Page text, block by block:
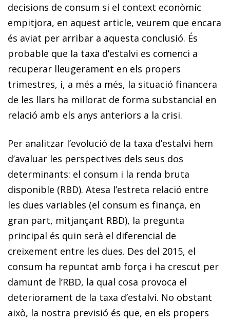
decisions de consum si el context econòmic
empitjora, en aquest article, veurem que encara
és aviat per arribar a aquesta conclusió. És
probable que la taxa d’estalvi es comenci a
recuperar lleugerament en els propers
trimestres, i, a més a més, la situació financera
de les llars ha millorat de forma substancial en
relació amb els anys anteriors a la crisi.
Per analitzar l’evolució de la taxa d’estalvi hem
d’avaluar les perspectives dels seus dos
determinants: el consum i la ren­­da bruta
disponible (RBD). Atesa l’estreta relació entre
les dues variables (el consum es finança, en
gran part, mitjançant RBD), la pregunta
principal és quin serà el diferencial de
creixement entre les dues. Des del 2015, el
consum ha repuntat amb força i ha crescut per
damunt de l’RBD, la qual cosa provoca el
deteriorament de la taxa d’estalvi. No obstant
això, la nostra previsió és que, en els propers